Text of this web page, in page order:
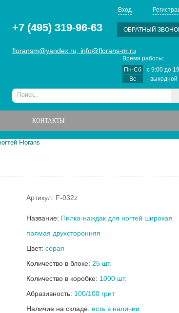
Вход
+7 (495) 319-96-63 ОБРАТНЫЙ
floransm@yandex.ru, info@florans-m.ru
Время работы:
Пн-Сб
с 9:00до
Вс
- выходной
КОНТАКТЫ
Florans
Артикул: F-032z
Название: Пилка-наждак для ногтей широкая
прямая двухсторонняя
Цвет: серая
Количество в блоке: 25 шт.
Количество в коробке: 1000 шт.
Абразивность: 100/100 грит
Наличие на складе: есть в наличии